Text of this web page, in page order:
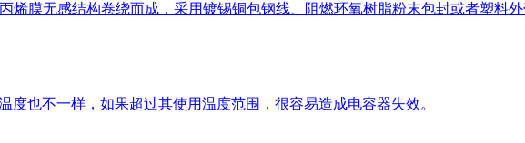
烯膜无感结构卷绕而成，采用镀锡铜包钢线、阻燃环氧树脂粉末包封或者塑料
度也不一样，如果超过其使用温度范围，很容易造成电容器失效。